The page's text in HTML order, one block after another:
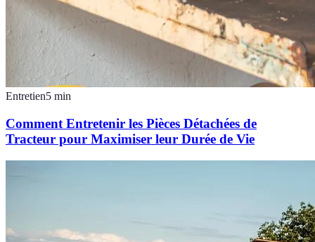
Entretien5 min
Comment Entretenir les Pièces Détachées de
Tracteur pour Maximiser leur Durée de Vie